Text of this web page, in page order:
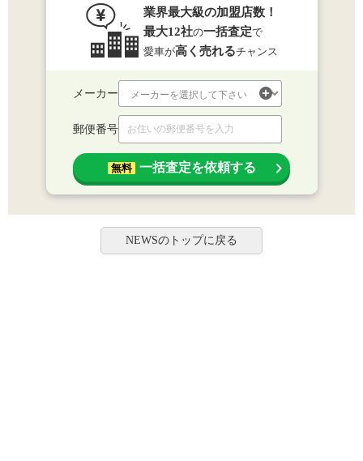
業界最大級の加盟店数！
最大12社の一括査定で
愛車が高く売れるチャンス
メーカー
郵便番号
無料 一括査定を依頼する
NEWSのトップに戻る